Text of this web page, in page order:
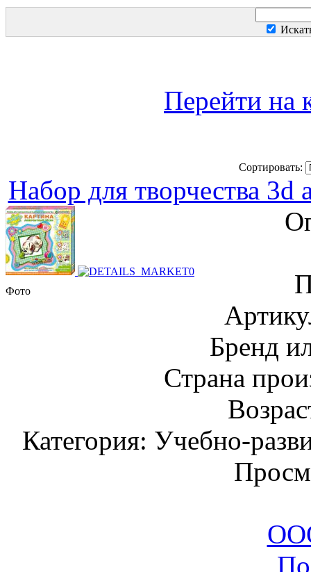
Перейти на
Сортировать:
Набор для творчества
Фото
Бренд
Страна
Категория: Учебно-